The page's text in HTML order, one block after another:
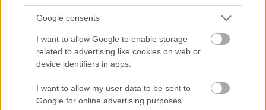
Google consents
I want to allow Google to enable storage
related to advertising like cookies on web or
device identifiers in apps.
I want to allow my user data to be sent to
Google for online advertising purposes.
αυτοκινητοβιομηχανίας, το compact Polestar 7
SUV, έχει προγραμματιστεί για παραγωγή στο
εργοστάσιο της Volvo στη Σλοβακία.